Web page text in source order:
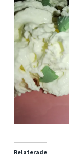
Relaterade